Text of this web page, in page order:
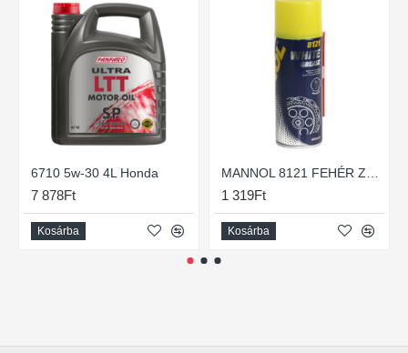
6710 5w-30 4L Honda
7 878Ft
Kosárba
1 319Ft
Kosárba